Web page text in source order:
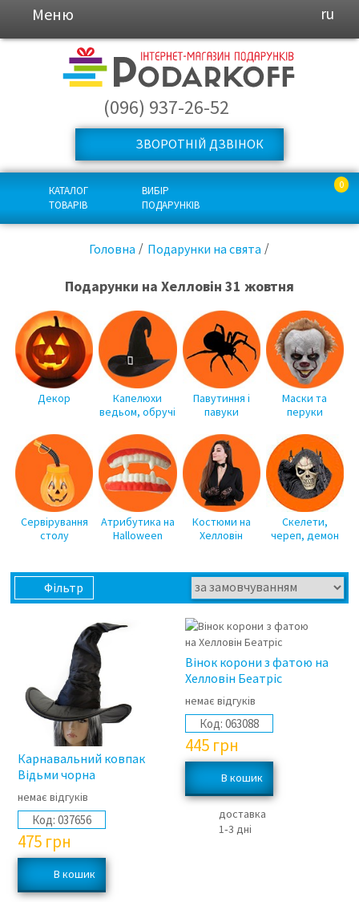
Меню ru
(096) 937-26-52
ЗВОРОТНІЙ ДЗВІНОК
КАТАЛОГ
ТОВАРІВ
ВИБІР
ПОДАРУНКІВ
0
Головна Подарунки на свята
Подарунки на Хелловін 31 жовтня
Декор
Капелюхи
ведьом, обручі
Павутиння і
павуки
Маски та
перуки
Сервірування
столу
Атрибутика на
Halloween
Костюми на
Хелловін
Скелети,
череп, демон
Фільтр
Карнавальний ковпак
Відьми чорна
немає відгуків
Код: 037656
475 грн
Вінок корони з фатою на
Хелловін Беатріс
немає відгуків
Код: 063088
445 грн
доставка
1‑3 дні